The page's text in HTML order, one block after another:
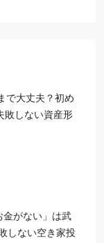
で大丈夫？初め
敗しない資産形
金がない」は武
しない空き家投